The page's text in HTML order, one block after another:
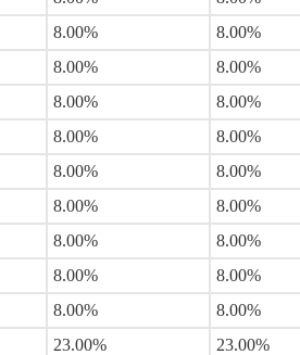
8.00% 8.00%
8.00% 8.00%
8.00% 8.00%
8.00% 8.00%
8.00% 8.00%
8.00% 8.00%
8.00% 8.00%
8.00% 8.00%
8.00% 8.00%
23.00% 23.00%